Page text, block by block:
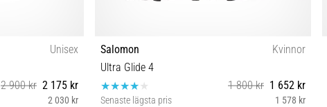
Unisex
2 900 kr 2 175 kr
2 030 kr
Salomon
Kvinnor
Ultra Glide 4
1 800 kr 1 652 kr
Senaste lägsta pris 1 578 kr